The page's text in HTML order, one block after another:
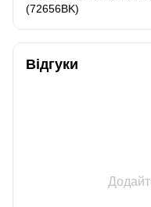
(72656BK)
Відгуки